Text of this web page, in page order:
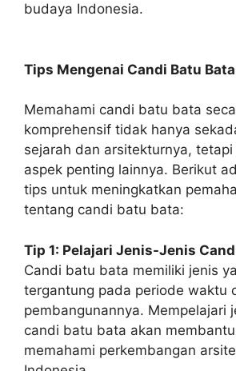
budaya Indonesia.
Tips Mengenai Candi Batu Bata
Memahami candi batu bata
komprehensif tidak hanya
sejarah dan arsitekturnya,
aspek penting lainnya. Berikut
tips untuk meningkatkan
tentang candi batu bata:
Tip 1: Pelajari Jenis-Jenis
Candi batu bata memiliki jenis
tergantung pada periode waktu
pembangunannya. Mempelajari
candi batu bata akan
memahami perkembangan